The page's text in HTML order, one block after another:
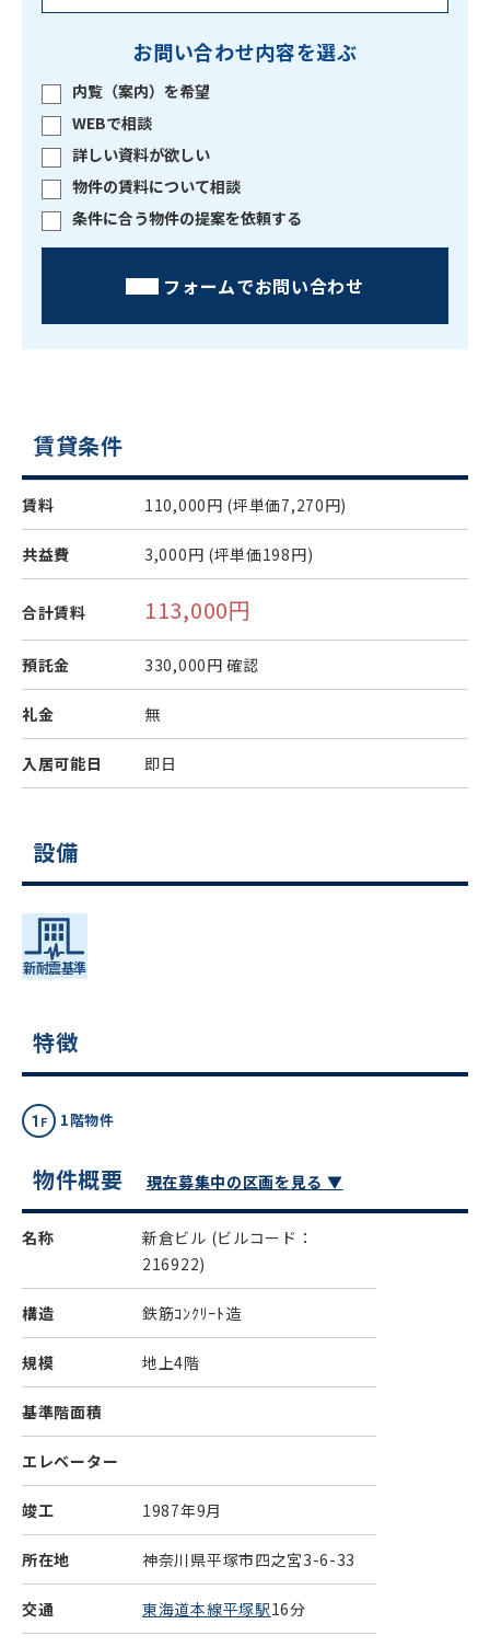
お問い合わせ内容を選ぶ
内覧（案内）を希望
WEBで相談
詳しい資料が欲しい
物件の賃料について相談
条件に合う物件の提案を依頼する
フォームでお問い合わせ
賃貸条件
賃料 110,000円 (坪単価7,270円)
共益費 3,000円 (坪単価198円)
合計賃料 113,000円
預託金 330,000円 確認
礼金 無
入居可能日 即日
設備
特徴
1階物件
物件概要 現在募集中の区画を見る ▼
名称 新倉ビル (ビルコード：
216922)
構造 鉄筋ｺﾝｸﾘｰﾄ造
規模 地上4階
基準階面積
エレベーター
竣工 1987年9月
所在地 神奈川県平塚市四之宮3-6-33
交通 東海道本線平塚駅16分